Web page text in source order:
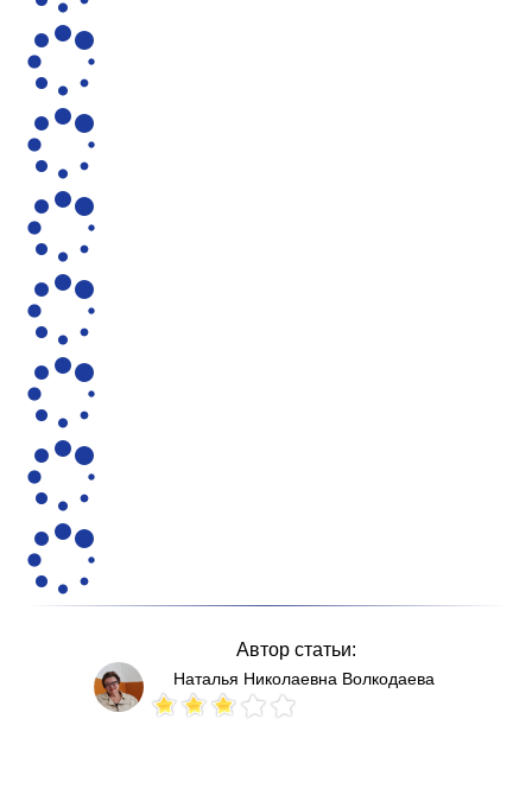
Автор статьи:
Наталья Николаевна Волкодаева